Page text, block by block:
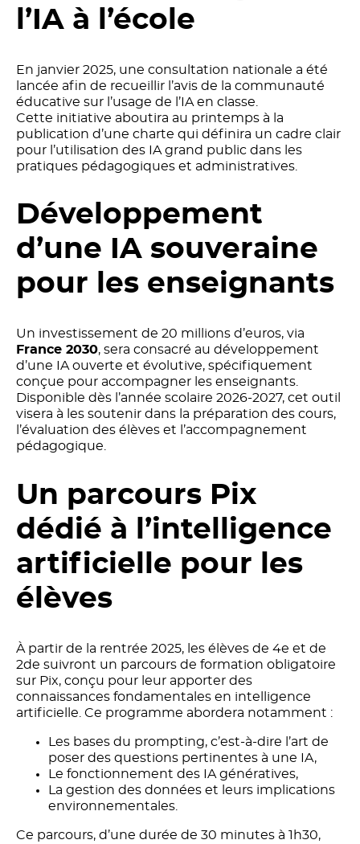
l’IA à l’école
En janvier 2025, une consultation nationale a été
lancée afin de recueillir l’avis de la communauté
éducative sur l’usage de l’IA en classe.
Cette initiative aboutira au printemps à la
publication d’une charte qui définira un cadre clair
pour l’utilisation des IA grand public dans les
pratiques pédagogiques et administratives.
Développement
d’une IA souveraine
pour les enseignants
Un investissement de 20 millions d’euros, via
France 2030, sera consacré au développement
d’une IA ouverte et évolutive, spécifiquement
conçue pour accompagner les enseignants.
Disponible dès l’année scolaire 2026-2027, cet outil
visera à les soutenir dans la préparation des cours,
l’évaluation des élèves et l’accompagnement
pédagogique.
Un parcours Pix
dédié à l’intelligence
artificielle pour les
élèves
À partir de la rentrée 2025, les élèves de 4e et de
2de suivront un parcours de formation obligatoire
sur Pix, conçu pour leur apporter des
connaissances fondamentales en intelligence
artificielle. Ce programme abordera notamment :
Les bases du prompting, c’est-à-dire l’art de
poser des questions pertinentes à une IA,
Le fonctionnement des IA génératives,
La gestion des données et leurs implications
environnementales.
Ce parcours, d’une durée de 30 minutes à 1h30,